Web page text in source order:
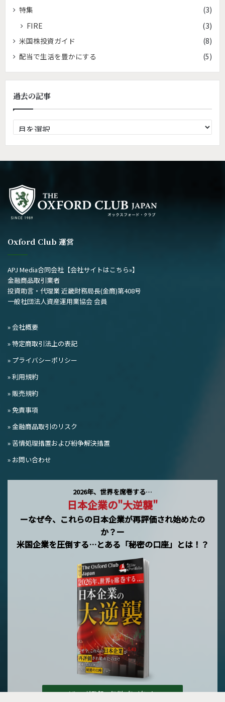
特集
(3)
FIRE (3)
米国株投資ガイド
(8)
配当で生活を豊かにする
(5)
過去の記事
去
の
Oxford Club 運営
APJ Media合同会社 【会社サイトはこちら»】
金融商品取引業者
投資助言・代理業 近畿財務局長(金商)第408号
一般社団法人資産運用業協会 会員
» 会社概要
» 特定商取引法上の表記
» プライバシーポリシー
» 利用規約
» 販売規約
» 免責事項
» 金融商品取引のリスク
» 苦情処理措置および紛争解決措置
» お問い合わせ
2026年、世界を席巻する…
日本企業の"大逆襲"
ーなぜ今、これらの日本企業が再評価され始めたの
か？ー
米国企業を圧倒する…とある「秘密の口座」とは！？
メルマガ登録で無料プレゼント »